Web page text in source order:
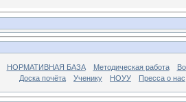
НОРМАТИВНАЯ БАЗА Методическая работа
Доска почёта
Ученику НОУУ Пресса о нас